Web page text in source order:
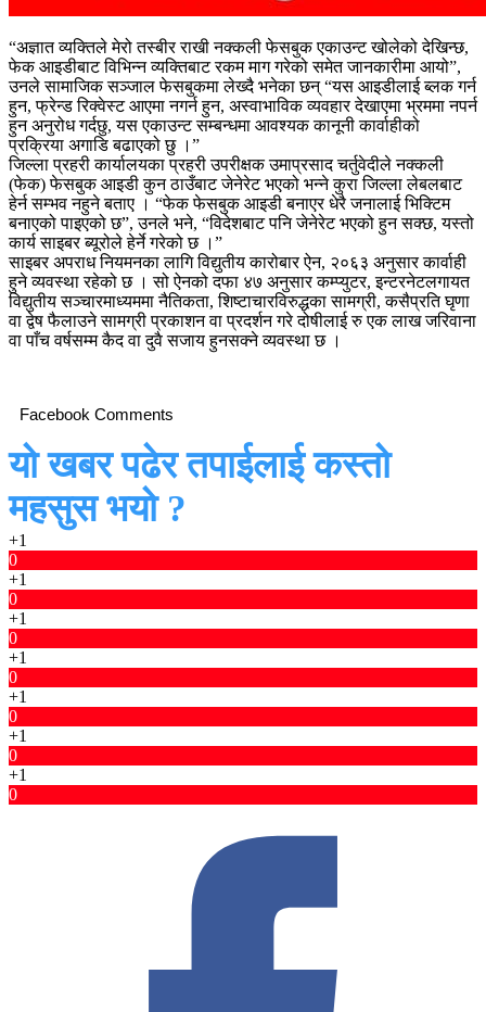
“अज्ञात व्यक्तिले मेरो तस्बीर राखी नक्कली फेसबुक एकाउन्ट खोलेको देखिन्छ,
फेक आइडीबाट विभिन्न व्यक्तिबाट रकम माग गरेको समेत जानकारीमा आयो”,
उनले सामाजिक सञ्जाल फेसबुकमा लेख्दै भनेका छन् “यस आइडीलाई ब्लक गर्न
हुन, फ्रेन्ड रिक्वेस्ट आएमा नगर्न हुन, अस्वाभाविक व्यवहार देखाएमा भ्रममा नपर्न
हुन अनुरोध गर्दछु, यस एकाउन्ट सम्बन्धमा आवश्यक कानूनी कार्वाहीको
प्रक्रिया अगाडि बढाएको छु ।”
जिल्ला प्रहरी कार्यालयका प्रहरी उपरीक्षक उमाप्रसाद चर्तुवेदीले नक्कली
(फेक) फेसबुक आइडी कुन ठाउँबाट जेनेरेट भएको भन्ने कुरा जिल्ला लेबलबाट
हेर्न सम्भव नहुने बताए । “फेक फेसबुक आइडी बनाएर धेरै जनालाई भिक्टिम
बनाएको पाइएको छ”, उनले भने, “विदेशबाट पनि जेनेरेट भएको हुन सक्छ, यस्तो
कार्य साइबर ब्यूरोले हेर्ने गरेको छ ।”
साइबर अपराध नियमनका लागि विद्युतीय कारोबार ऐन, २०६३ अनुसार कार्वाही
हुने व्यवस्था रहेको छ । सो ऐनको दफा ४७ अनुसार कम्प्युटर, इन्टरनेटलगायत
विद्युतीय सञ्चारमाध्यममा नैतिकता, शिष्टाचारविरुद्धका सामग्री, कसैप्रति घृणा
वा द्वेष फैलाउने सामग्री प्रकाशन वा प्रदर्शन गरे दोषीलाई रु एक लाख जरिवाना
वा पाँच वर्षसम्म कैद वा दुवै सजाय हुनसक्ने व्यवस्था छ ।
Facebook Comments
यो खबर पढेर तपाईलाई कस्तो
महसुस भयो ?
+1
0
+1
0
+1
0
+1
0
+1
0
+1
0
+1
0